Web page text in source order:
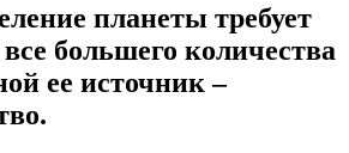
планеты требует
большего количества
ее источник –